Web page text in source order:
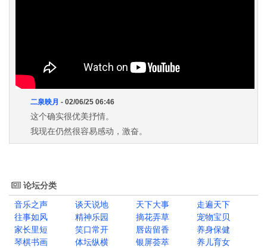
二泉映月 - 02/06/25 06:46
这个确实很优美抒情。
我现在仍然很容易感动，激奋。
论坛分类
音乐之声
谈天说地 天下大事
走遍天下
往事如风
精神乐园 摘花弄草
宠物宝贝
家长里短
笑口常开 唇齿留香
养身保健
琴棋书画
体坛纵横 银屏荟萃
养儿育女